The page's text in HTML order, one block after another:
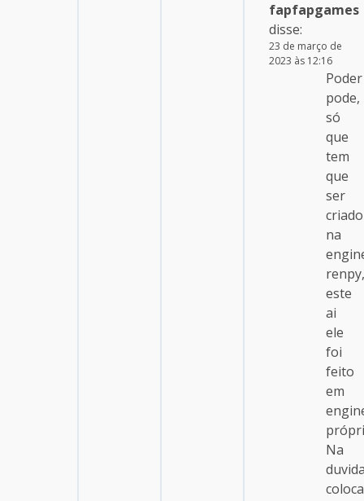
fapfapgames
disse:
23 de março de
2023 às 12:16
Poder
pode,
só
que
tem
que
ser
criado
na
renpy,
este
ai
ele
foi
feito
em
Na
coloca